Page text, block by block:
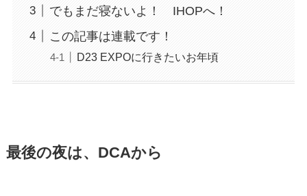
でもまだ寝ないよ！ IHOPへ！
この記事は連載です！
D23 EXPOに行きたいお年頃
最後の夜は、DCAから